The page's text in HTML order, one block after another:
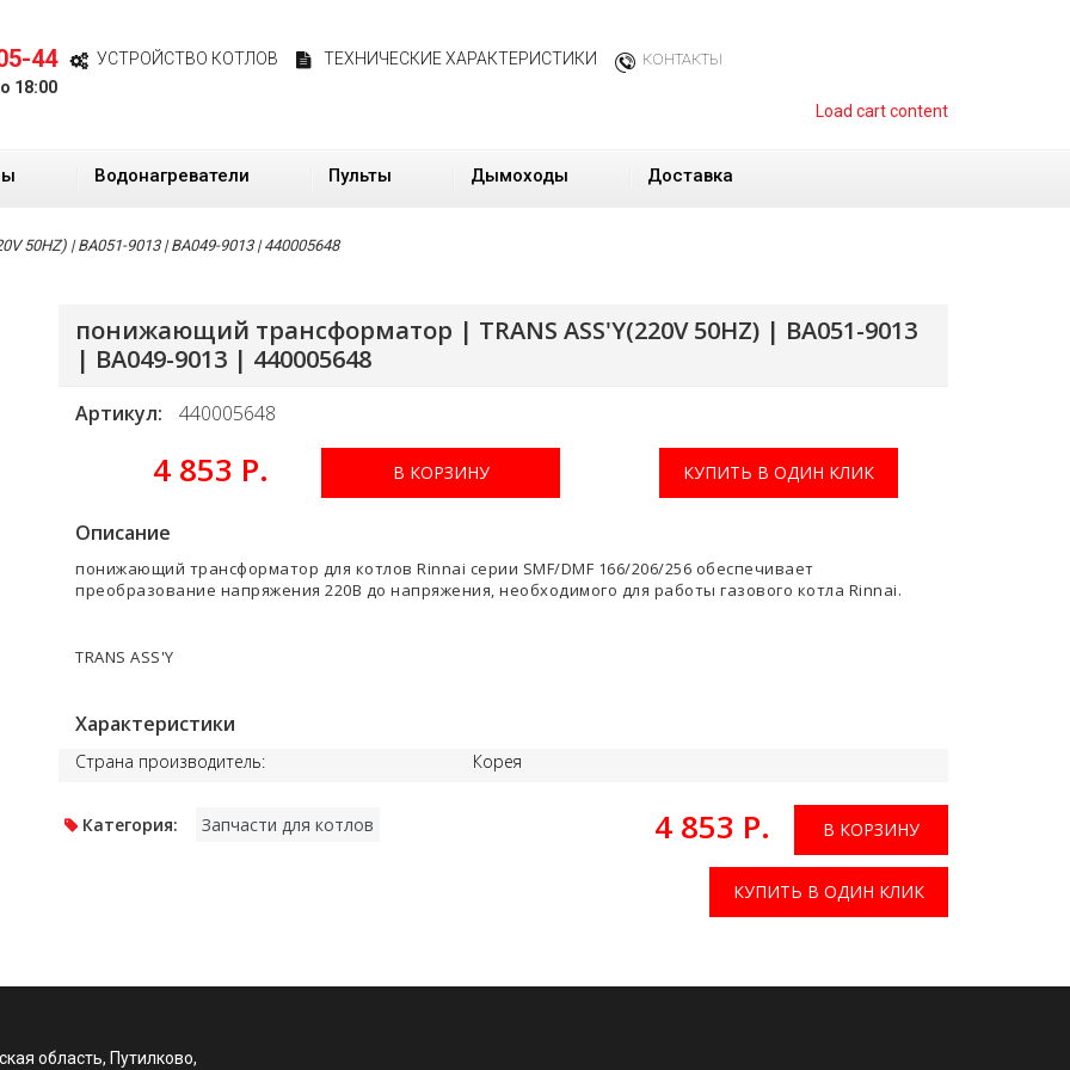
44
18:00
УСТРОЙСТВО КОТЛОВ ТЕХНИЧЕСКИЕ ХАРАКТЕРИСТИКИ КОНТАКТЫ
Load cart content
Водонагреватели Пульты Дымоходы Доставка
50HZ) | BA051-9013 | BA049-9013 | 440005648
понижающий трансформатор | TRANS ASS'Y(220V 50HZ) | BA051-9013
| BA049-9013 | 440005648
Артикул: 440005648
4 853 Р. В КОРЗИНУ КУПИТЬ В ОДИН КЛИК
Описание
понижающий трансформатор для котлов Rinnai серии SMF/DMF 166/206/256 обеспечивает
преобразование напряжения 220В до напряжения, необходимого для работы газового котла Rinnai.
TRANS ASS'Y
Характеристики
Страна производитель: Корея
Категория: Запчасти для котлов 4 853 Р. В КОРЗИНУ
КУПИТЬ В ОДИН КЛИК
область, Путилково,